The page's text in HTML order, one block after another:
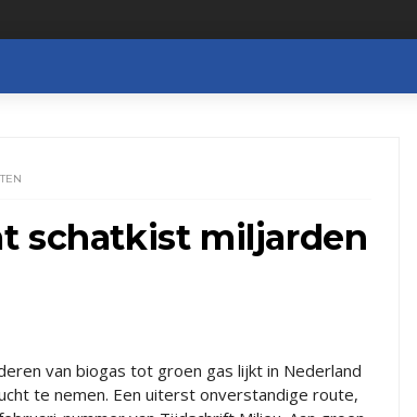
schatkist miljarden
van biogas tot groen gas lijkt in Nederland
te nemen. Een uiterst onverstandige route,